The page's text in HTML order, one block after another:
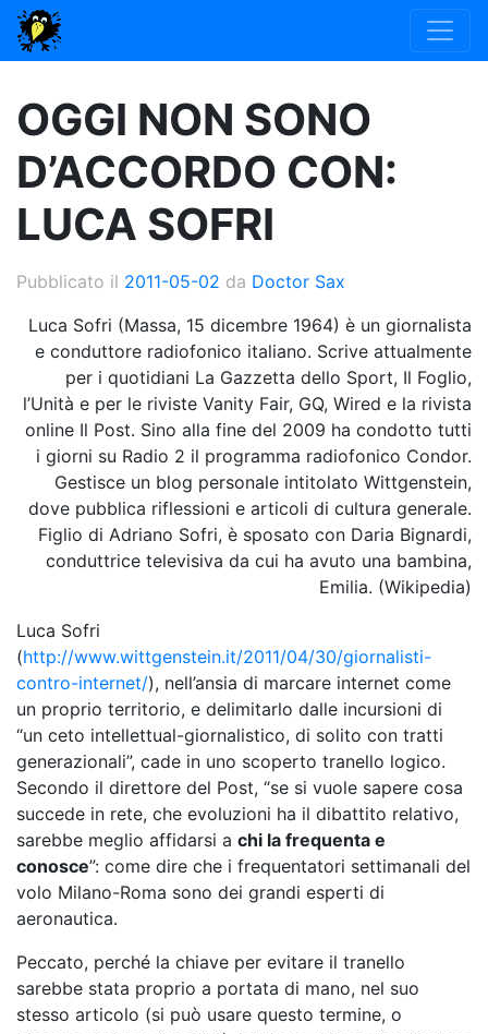
OGGI NON SONO
D’ACCORDO CON:
LUCA SOFRI
Pubblicato il 2011-05-02 da Doctor Sax
Luca Sofri (Massa, 15 dicembre 1964) è un giornalista
e conduttore radiofonico italiano. Scrive attualmente
per i quotidiani La Gazzetta dello Sport, Il Foglio,
l’Unità e per le riviste Vanity Fair, GQ, Wired e la rivista
online Il Post. Sino alla fine del 2009 ha condotto tutti
i giorni su Radio 2 il programma radiofonico Condor.
Gestisce un blog personale intitolato Wittgenstein,
dove pubblica riflessioni e articoli di cultura generale.
Figlio di Adriano Sofri, è sposato con Daria Bignardi,
conduttrice televisiva da cui ha avuto una bambina,
Emilia. (Wikipedia)
Luca Sofri
(http://www.wittgenstein.it/2011/04/30/giornalisti-
contro-internet/), nell’ansia di marcare internet come
un proprio territorio, e delimitarlo dalle incursioni di
“un ceto intellettual-giornalistico, di solito con tratti
generazionali”, cade in uno scoperto tranello logico.
Secondo il direttore del Post, “se si vuole sapere cosa
succede in rete, che evoluzioni ha il dibattito relativo,
sarebbe meglio affidarsi a chi la frequenta e
conosce”: come dire che i frequentatori settimanali del
volo Milano-Roma sono dei grandi esperti di
aeronautica.
Peccato, perché la chiave per evitare il tranello
sarebbe stata proprio a portata di mano, nel suo
stesso articolo (si può usare questo termine, o